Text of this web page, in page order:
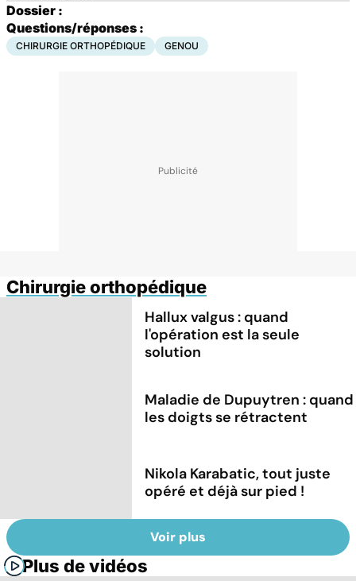
Dossier :
Questions/réponses :
CHIRURGIE ORTHOPÉDIQUE GENOU
Chirurgie orthopédique
Hallux valgus : quand
l'opération est la seule
solution
Maladie de Dupuytren : quand
les doigts se rétractent
Nikola Karabatic, tout juste
opéré et déjà sur pied !
Voir plus
Plus de vidéos